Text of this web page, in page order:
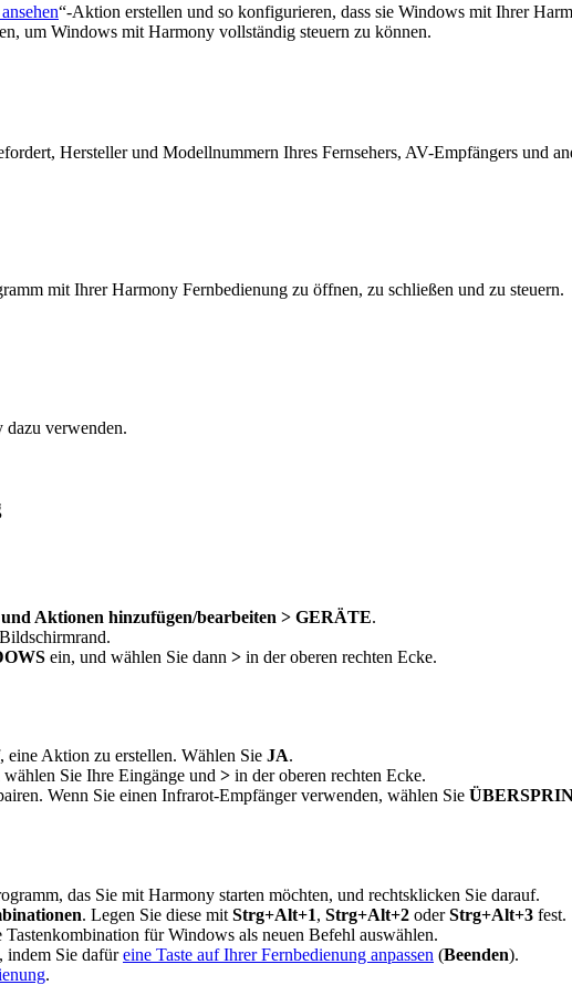
“-Aktion erstellen und so konfigurieren, dass sie Windows mit Ihrer
um Windows mit Harmony vollständig steuern zu können.
Hersteller und Modellnummern Ihres Fernsehers, AV-Empfängers und
mit Ihrer Harmony Fernbedienung zu öffnen, zu schließen und zu steuern.
dazu verwenden.
Aktionen hinzufügen/bearbeiten > GERÄTE.
ein, und wählen Sie dann > in der oberen rechten Ecke.
eine Aktion zu erstellen. Wählen Sie JA.
Sie Ihre Eingänge und > in der oberen rechten Ecke.
Wenn Sie einen Infrarot-Empfänger verwenden, wählen Sie
das Sie mit Harmony starten möchten, und rechtsklicken Sie darauf.
. Legen Sie diese mit Strg+Alt+1, Strg+Alt+2 oderStrg+Alt+3 fest.
für Windows als neuen Befehl auswählen.
indem Sie dafüreine Taste auf Ihrer Fernbedienung anpassen (Beenden).
.